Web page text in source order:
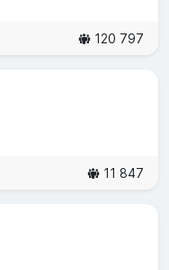
120 797
11 847